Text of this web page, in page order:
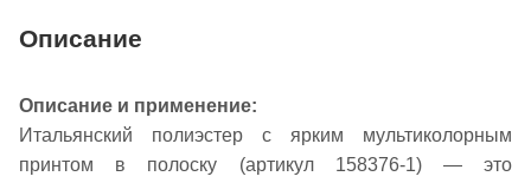
Описание
Описание и применение:
Итальянский полиэстер с ярким мультиколорным
принтом в полоску (артикул 158376-1) — это